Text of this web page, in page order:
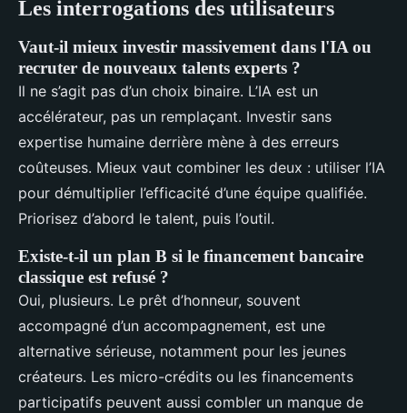
Les interrogations des utilisateurs
Vaut-il mieux investir massivement dans l'IA ou
recruter de nouveaux talents experts ?
Il ne s’agit pas d’un choix binaire. L’IA est un
accélérateur, pas un remplaçant. Investir sans
expertise humaine derrière mène à des erreurs
coûteuses. Mieux vaut combiner les deux : utiliser l’IA
pour démultiplier l’efficacité d’une équipe qualifiée.
Priorisez d’abord le talent, puis l’outil.
Existe-t-il un plan B si le financement bancaire
classique est refusé ?
Oui, plusieurs. Le prêt d’honneur, souvent
accompagné d’un accompagnement, est une
alternative sérieuse, notamment pour les jeunes
créateurs. Les micro-crédits ou les financements
participatifs peuvent aussi combler un manque de